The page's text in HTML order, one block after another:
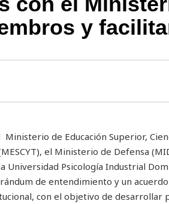
y
Ministerio de Educación Superior,
el Ministerio de Defensa
Universidad Psicología Industrial
de entendimiento y un
con el objetivo de desarrollar